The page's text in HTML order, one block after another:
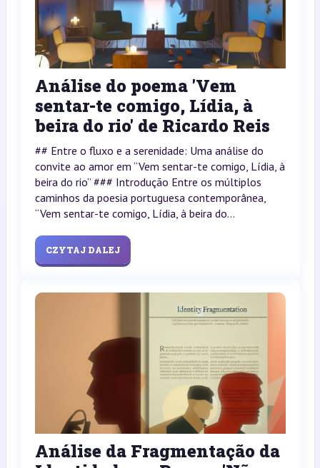
Análise do poema 'Vem
sentar-te comigo, Lídia, à
beira do rio' de Ricardo Reis
## Entre o fluxo e a serenidade: Uma análise do
convite ao amor em “Vem sentar-te comigo, Lídia, à
beira do rio” ### Introdução Entre os múltiplos
caminhos da poesia portuguesa contemporânea,
“Vem sentar-te comigo, Lídia, à beira do...
CZYTAJ DALEJ
Análise da Fragmentação da